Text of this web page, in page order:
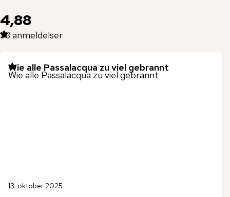
4,88
33 anmeldelser
Wie alle Passalacqua zu viel gebrannt
Wie alle Passalacqua zu viel gebrannt
13. oktober 2025